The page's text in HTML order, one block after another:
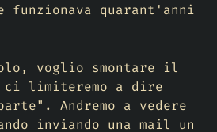
funzionava quarant'anni
voglio smontare il
ci limiteremo a dire
Andremo a vedere
inviando una mail un